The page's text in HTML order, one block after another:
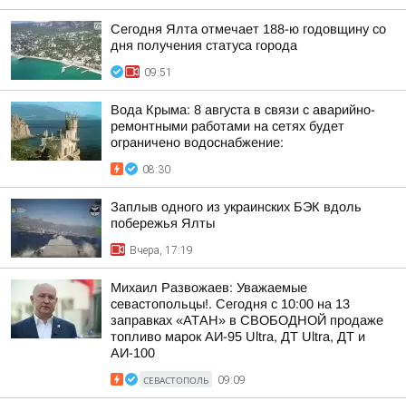
Сегодня Ялта отмечает 188-ю годовщину со
дня получения статуса города
09:51
Вода Крыма: 8 августа в связи с аварийно-
ремонтными работами на сетях будет
ограничено водоснабжение:
08:30
Заплыв одного из украинских БЭК вдоль
побережья Ялты
Вчера, 17:19
Михаил Развожаев: Уважаемые
севастопольцы!. Сегодня с 10:00 на 13
заправках «АТАН» в СВОБОДНОЙ продаже
топливо марок АИ-95 Ultra, ДТ Ultra, ДТ и
АИ-100
СЕВАСТОПОЛЬ 09:09